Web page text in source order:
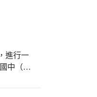
回答。
』，相
進行一
中（居